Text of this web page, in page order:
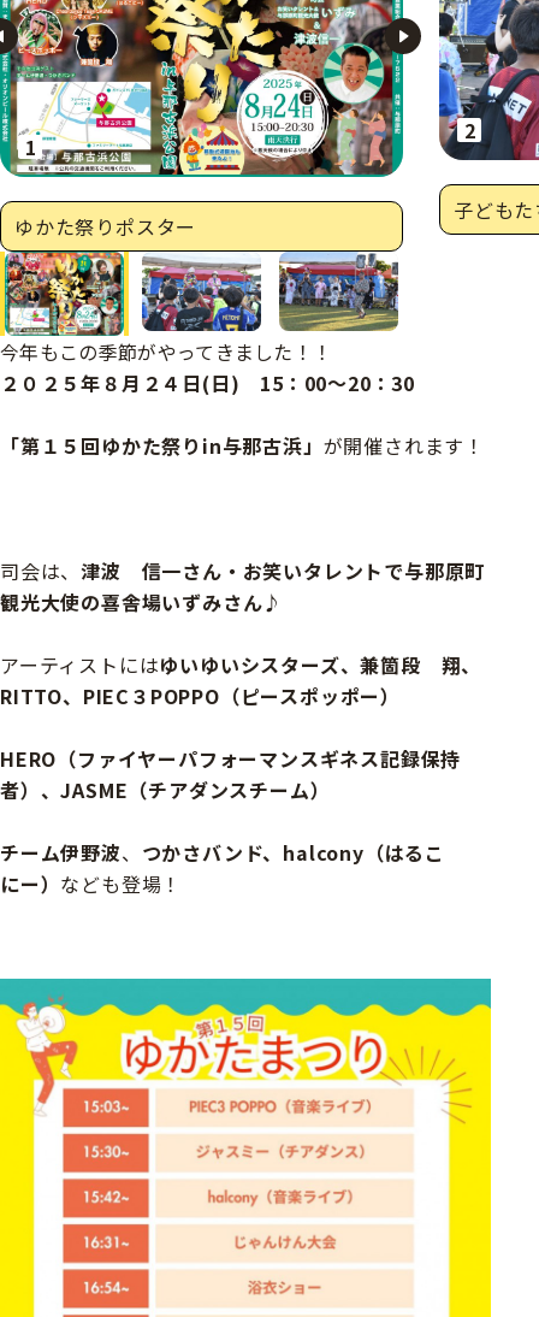
ゆかた祭りポスター
子ども
次の画像へ
次のサムネイル
今年もこの季節がやってきました！！
２０２５年８月２４日(日) 15：00～20：30
「第１５回ゆかた祭りin与那古浜」 が開催されます！
司会は、津波 信一さん・お笑いタレントで与那原町
観光大使の喜舎場いずみさん♪
アーティストにはゆいゆいシスターズ、兼箇段 翔、
RITTO、 PIEC３POPPO（ピースポッポー）
HERO（ファイヤーパフォーマンスギネス記録保持
者）、JASME（チアダンスチーム）
チーム伊野波、 つかさバンド、halcony（はるこ
にー） なども登場！